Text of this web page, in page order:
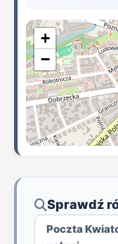
+
−
Sprawdź
Poczta